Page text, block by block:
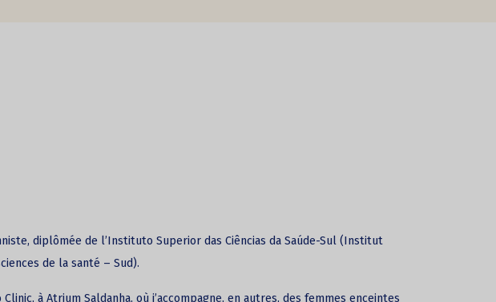
diplômée de l’Instituto Superior das Ciências da Saúde-Sul (Institut
de la santé – Sud).
Clinic, à Atrium Saldanha, où j’accompagne, en autres, des femmes enceintes